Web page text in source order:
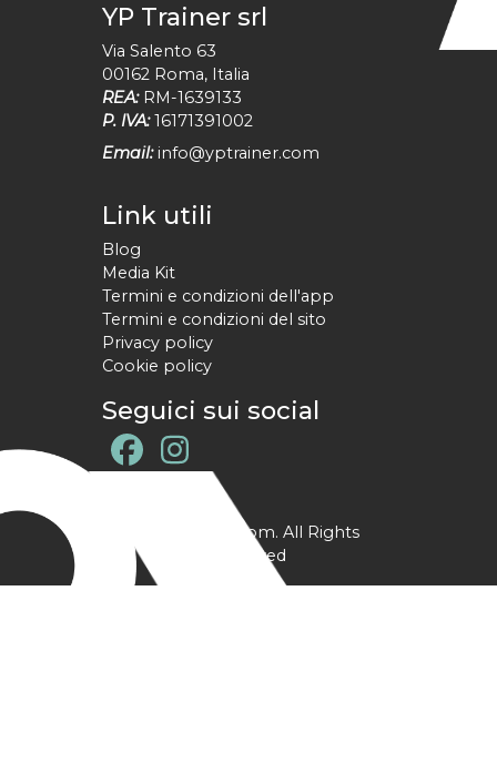
YP Trainer srl
Via Salento 63
00162 Roma, Italia
REA: RM-1639133
P. IVA: 16171391002
Email: info@yptrainer.com
Link utili
Blog
Media Kit
Termini e condizioni dell'app
Termini e condizioni del sito
Privacy policy
Cookie policy
Seguici sui social
@ YPtrainer.com. All Rights
Reserved